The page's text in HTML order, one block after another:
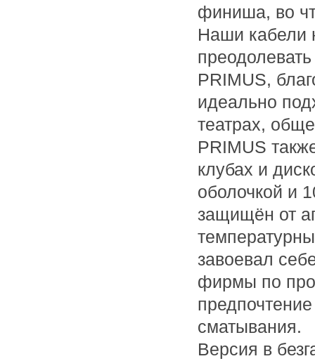
финиша, во
Наши кабели
PRIMUS,
идеально
театрах,
PRIMUS
клубах и
оболочкой и
защищён от
завоевал
фирмы по
сматывания.
Версия в